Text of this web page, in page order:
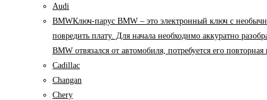
Audi
BMWКлюч-парус BMW – это электронный ключ с
повредить плату. Для начала необходимо аккуратно
BMW отвязался от автомобиля, потребуется его
Cadillac
Changan
Chery